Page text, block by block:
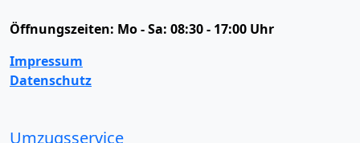
Öffnungszeiten: Mo - Sa: 08:30 - 17:00 Uhr
Impressum
Datenschutz
Umzugsservice